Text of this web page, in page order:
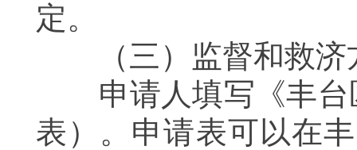
定。
（三）监督和救济
申请人填写《丰台
表）。申请表可以在